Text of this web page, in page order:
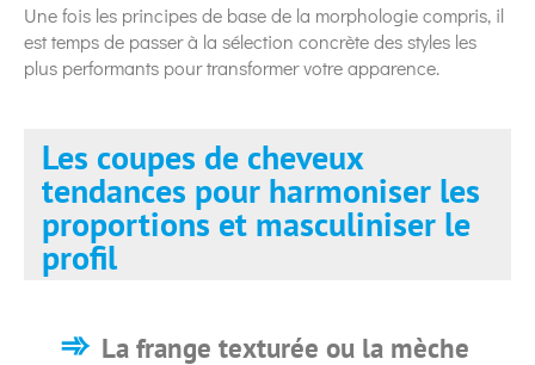
Une fois les principes de base de la morphologie compris, il
est temps de passer à la sélection concrète des styles les
plus performants pour transformer votre apparence.
Les coupes de cheveux
tendances pour harmoniser les
proportions et masculiniser le
profil
La frange texturée ou la mèche